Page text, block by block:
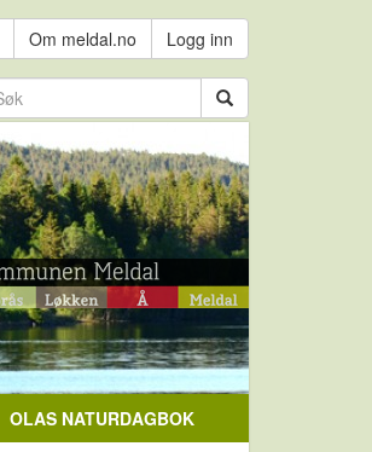
Om meldal.no Logg inn
OLAS NATURDAGBOK